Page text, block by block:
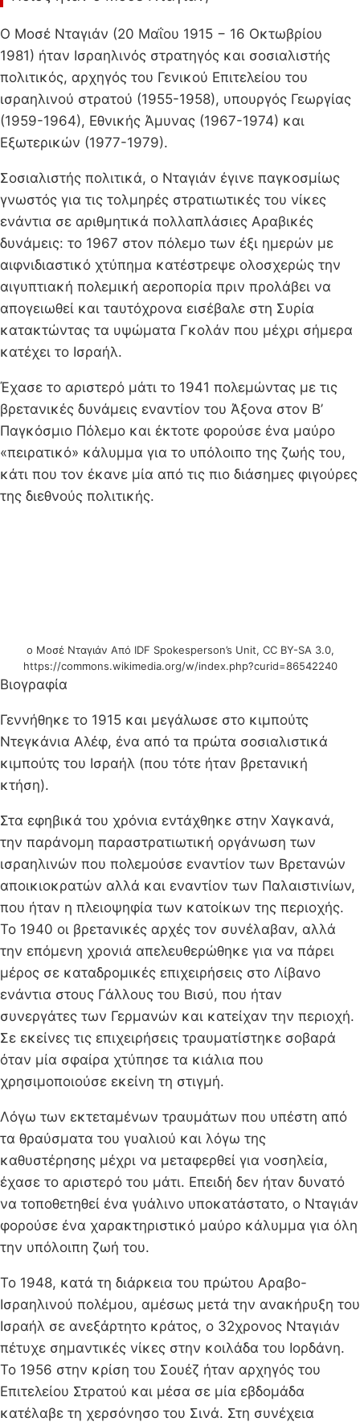
Ο Μοσέ Νταγιάν (20 Μαΐου 1915 − 16 Οκτωβρίου
1981) ήταν Ισραηλινός στρατηγός και σοσιαλιστής
πολιτικός, αρχηγός του Γενικού Επιτελείου του
ισραηλινού στρατού (1955-1958), υπουργός Γεωργίας
(1959-1964), Εθνικής Άμυνας (1967-1974) και
Εξωτερικών (1977-1979).
Σοσιαλιστής πολιτικά, ο Νταγιάν έγινε παγκοσμίως
γνωστός για τις τολμηρές στρατιωτικές του νίκες
ενάντια σε αριθμητικά πολλαπλάσιες Αραβικές
δυνάμεις: το 1967 στον πόλεμο των έξι ημερών με
αιφνιδιαστικό χτύπημα κατέστρεψε ολοσχερώς την
αιγυπτιακή πολεμική αεροπορία πριν προλάβει να
απογειωθεί και ταυτόχρονα εισέβαλε στη Συρία
κατακτώντας τα υψώματα Γκολάν που μέχρι σήμερα
κατέχει το Ισραήλ.
Έχασε το αριστερό μάτι το 1941 πολεμώντας με τις
βρετανικές δυνάμεις εναντίον του Άξονα στον Β’
Παγκόσμιο Πόλεμο και έκτοτε φορούσε ένα μαύρο
«πειρατικό» κάλυμμα για το υπόλοιπο της ζωής του,
κάτι που τον έκανε μία από τις πιο διάσημες φιγούρες
της διεθνούς πολιτικής.
ο Μοσέ Νταγιάν Από IDF Spokesperson’s Unit, CC BY-SA 3.0,
https://commons.wikimedia.org/w/index.php?curid=86542240
Βιογραφία
Γεννήθηκε το 1915 και μεγάλωσε στο κιμπούτς
Ντεγκάνια Αλέφ, ένα από τα πρώτα σοσιαλιστικά
κιμπούτς του Ισραήλ (που τότε ήταν βρετανική
κτήση).
Στα εφηβικά του χρόνια εντάχθηκε στην Χαγκανά,
την παράνομη παραστρατιωτική οργάνωση των
ισραηλινών που πολεμούσε εναντίον των Βρετανών
αποικιοκρατών αλλά και εναντίον των Παλαιστινίων,
που ήταν η πλειοψηφία των κατοίκων της περιοχής.
Το 1940 οι βρετανικές αρχές τον συνέλαβαν, αλλά
την επόμενη χρονιά απελευθερώθηκε για να πάρει
μέρος σε καταδρομικές επιχειρήσεις στο Λίβανο
ενάντια στους Γάλλους του Βισύ, που ήταν
συνεργάτες των Γερμανών και κατείχαν την περιοχή.
Σε εκείνες τις επιχειρήσεις τραυματίστηκε σοβαρά
όταν μία σφαίρα χτύπησε τα κιάλια που
χρησιμοποιούσε εκείνη τη στιγμή.
Λόγω των εκτεταμένων τραυμάτων που υπέστη από
τα θραύσματα του γυαλιού και λόγω της
καθυστέρησης μέχρι να μεταφερθεί για νοσηλεία,
έχασε το αριστερό του μάτι. Επειδή δεν ήταν δυνατό
να τοποθετηθεί ένα γυάλινο υποκατάστατο, ο Νταγιάν
φορούσε ένα χαρακτηριστικό μαύρο κάλυμμα για όλη
την υπόλοιπη ζωή του.
Το 1948, κατά τη διάρκεια του πρώτου Αραβο-
Ισραηλινού πολέμου, αμέσως μετά την ανακήρυξη του
Ισραήλ σε ανεξάρτητο κράτος, ο 32χρονος Νταγιάν
πέτυχε σημαντικές νίκες στην κοιλάδα του Ιορδάνη.
Το 1956 στην κρίση του Σουέζ ήταν αρχηγός του
Επιτελείου Στρατού και μέσα σε μία εβδομάδα
κατέλαβε τη χερσόνησο του Σινά. Στη συνέχεια